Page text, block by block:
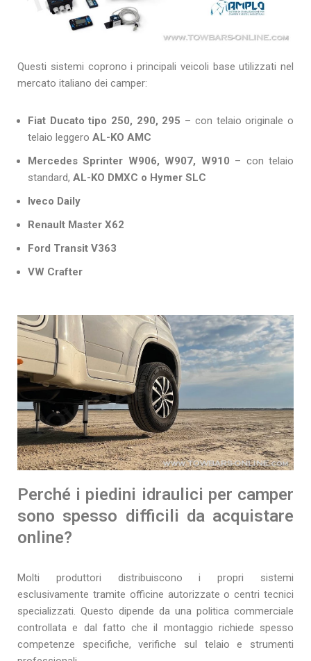
Questi sistemi coprono i principali veicoli base utilizzati nel
mercato italiano dei camper:
Fiat Ducato tipo 250, 290, 295 – con telaio originale o
telaio leggero AL-KO AMC
Mercedes Sprinter W906, W907, W910 – con telaio
standard, AL-KO DMXC o Hymer SLC
Iveco Daily
Renault Master X62
Ford Transit V363
VW Crafter
Perché i piedini idraulici per camper
sono spesso difficili da acquistare
online?
Molti produttori distribuiscono i propri sistemi
esclusivamente tramite officine autorizzate o centri tecnici
specializzati. Questo dipende da una politica commerciale
controllata e dal fatto che il montaggio richiede spesso
competenze specifiche, verifiche sul telaio e strumenti